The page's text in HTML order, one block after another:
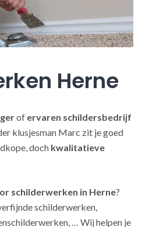
Herne
of ervaren schildersbedrijf
klusjesman Marc zit je goed
doch kwalitatieve
schilderwerken in Herne?
schilderwerken,
… Wij helpen je